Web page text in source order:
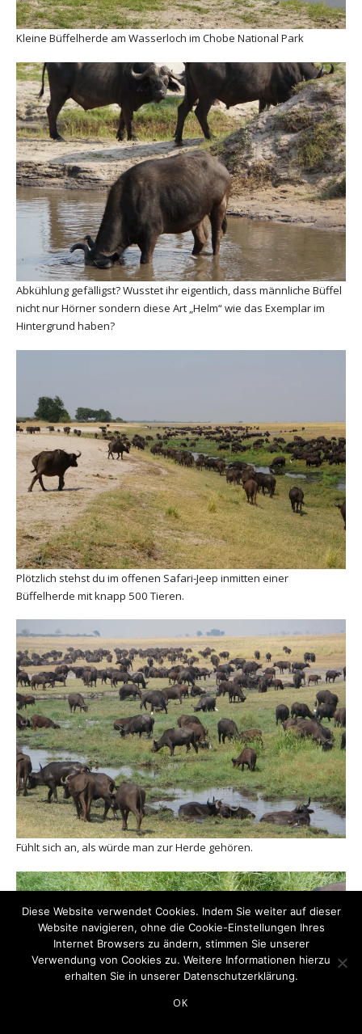
Kleine Büffelherde am Wasserloch im Chobe National Park
Abkühlung gefälligst? Wusstet ihr eigentlich, dass männliche Büffel
nicht nur Hörner sondern diese Art „Helm“ wie das Exemplar im
Hintergrund haben?
Plötzlich stehst du im offenen Safari-Jeep inmitten einer
Büffelherde mit knapp 500 Tieren.
Fühlt sich an, als würde man zur Herde gehören.
Diese Website verwendet Cookies. Indem Sie weiter auf dieser
Website navigieren, ohne die Cookie-Einstellungen Ihres
Internet Browsers zu ändern, stimmen Sie unserer
Verwendung von Cookies zu. Weitere Informationen hierzu
erhalten Sie in unserer Datenschutzerklärung.
OK